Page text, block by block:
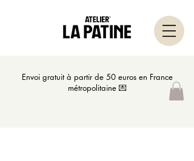
Envoi gratuit à partir de 50 euros en France
métropolitaine 💌